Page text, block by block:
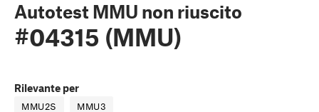
Autotest MMU non riuscito
#04315 (MMU)
Rilevante per
MMU2S MMU3